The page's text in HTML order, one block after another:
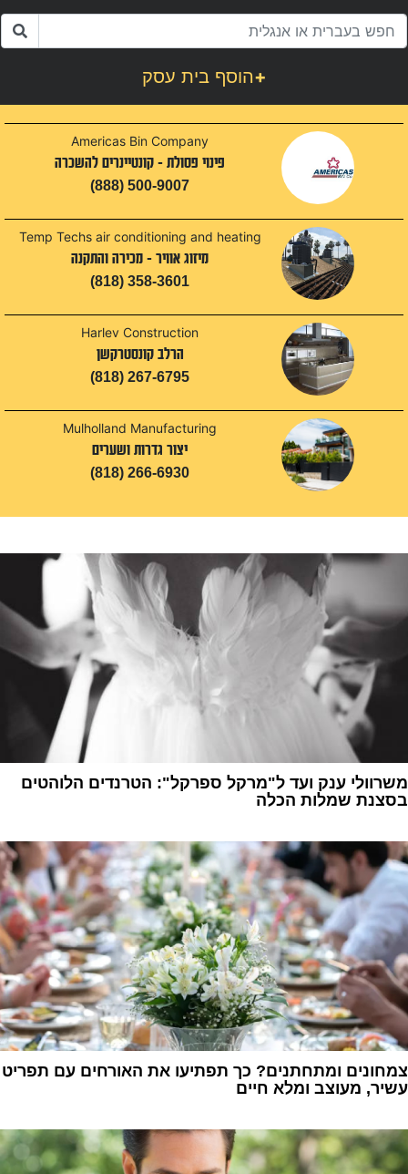
הוסף בית עסק+
Americas Bin Company
פינוי פסולת - קונטיינרים להשכרה
(888) 500-9007
Temp Techs air conditioning and heating
מיזוג אוויר - מכירה והתקנה
(818) 358-3601
Harlev Construction
הרלב קונסטרקשן
(818) 267-6795
Mulholland Manufacturing
יצור גדרות ושערים
(818) 266-6930
משרוולי ענק ועד ל"מרקל ספרקל": הטרנדים הלוהטים
בסצנת שמלות הכלה
צמחונים ומתחתנים? כך תפתיעו את האורחים עם תפריט
עשיר, מעוצב ומלא חיים